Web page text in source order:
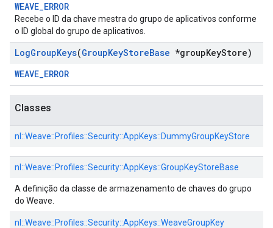
WEAVE_ERROR
Recebe o ID da chave mestra do grupo de aplicativos conforme
o ID global do grupo de aplicativos.
LogGroupKeys(GroupKeyStoreBase *groupKeyStore)
WEAVE_ERROR
Classes
nl::Weave::Profiles::Security::AppKeys::DummyGroupKeyStore
nl::Weave::Profiles::Security::AppKeys::GroupKeyStoreBase
A definição da classe de armazenamento de chaves do grupo
do Weave.
nl::Weave::Profiles::Security::AppKeys::WeaveGroupKey